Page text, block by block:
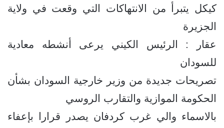
كيكل يتبرأ من الانتهاكات التي وقعت في ولاية
الجزيرة
عقار : الرئيس الكيني يرعى أنشطه معادية
للسودان
تصريحات جديدة من وزير خارجية السودان بشأن
الحكومة الموازية والتقارب الروسي
بالاسماء والي غرب كردفان يصدر قرارا بإعفاء